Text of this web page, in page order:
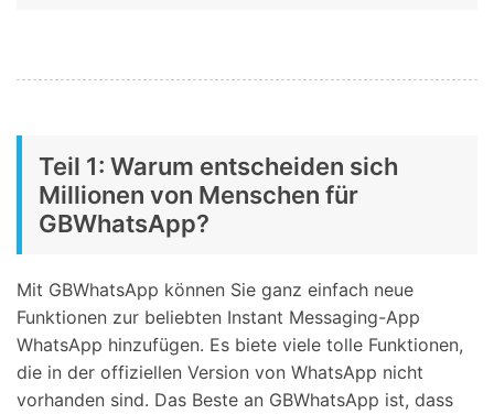
Teil 1: Warum entscheiden sich
Millionen von Menschen für
GBWhatsApp?
Mit GBWhatsApp können Sie ganz einfach neue
Funktionen zur beliebten Instant Messaging-App
WhatsApp hinzufügen. Es biete viele tolle Funktionen,
die in der offiziellen Version von WhatsApp nicht
vorhanden sind. Das Beste an GBWhatsApp ist, dass